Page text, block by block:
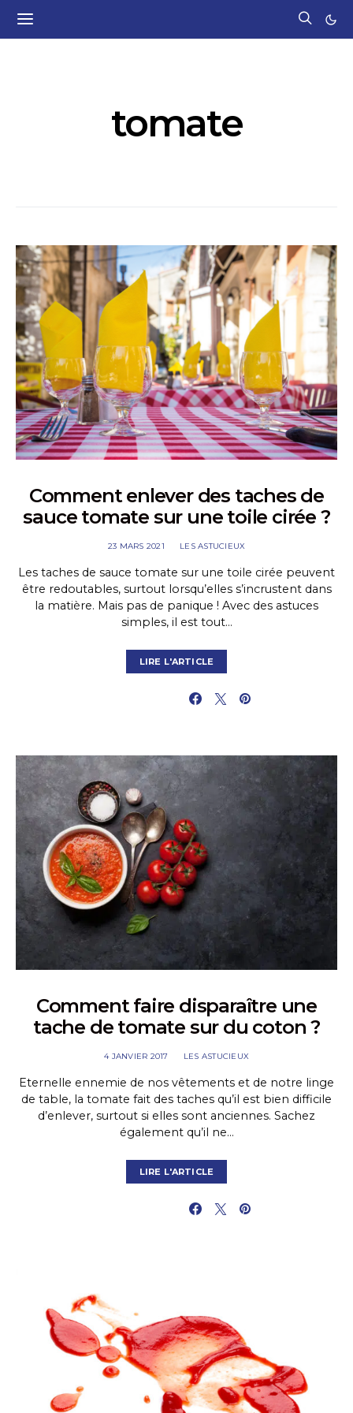
tomate
Comment enlever des taches de
sauce tomate sur une toile cirée ?
23 MARS 2021 LES ASTUCIEUX
Les taches de sauce tomate sur une toile cirée peuvent
être redoutables, surtout lorsqu’elles s’incrustent dans
la matière. Mais pas de panique ! Avec des astuces
simples, il est tout…
LIRE L'ARTICLE
Comment faire disparaître une
tache de tomate sur du coton ?
4 JANVIER 2017 LES ASTUCIEUX
Eternelle ennemie de nos vêtements et de notre linge
de table, la tomate fait des taches qu’il est bien difficile
d’enlever, surtout si elles sont anciennes. Sachez
également qu’il ne…
LIRE L'ARTICLE